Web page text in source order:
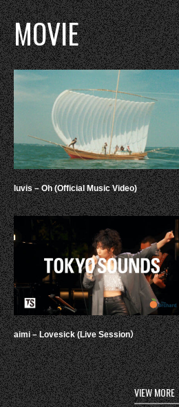
MOVIE
luvis – Oh (Official Music Video)
aimi – Lovesick (Live Session）
VIEW MORE